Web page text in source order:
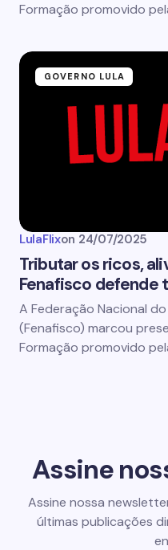
Formação promovido
GOVERNO LULA
LulaFlixon 24/07/2025
Tributar os ricos,
Fenafisco defende
A Federação Nacional
(Fenafisco) marcou
Formação promovido
Assine
Assine nossa
últimas publicações